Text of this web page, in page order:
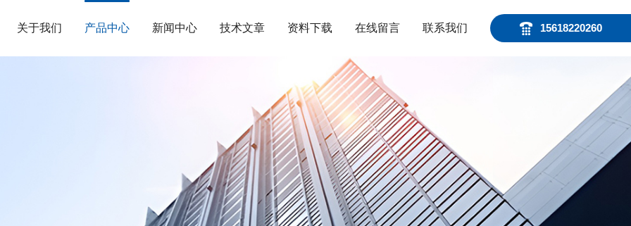
15618220260
关于我们 产品中心 新闻中心 技术文章 资料下载 在线留言 联系我们